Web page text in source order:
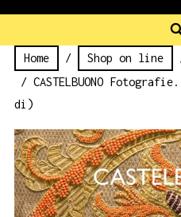
Home / Shop on line
/ CASTELBUONO
di)